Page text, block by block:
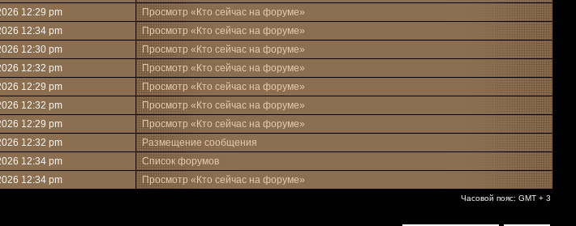
12:29 pm
Просмотр «Кто сейчас на форуме»
12:34 pm
Просмотр «Кто сейчас на форуме»
12:30 pm
Просмотр «Кто сейчас на форуме»
12:32 pm
Просмотр «Кто сейчас на форуме»
12:29 pm
Просмотр «Кто сейчас на форуме»
12:32 pm
Просмотр «Кто сейчас на форуме»
12:29 pm
Просмотр «Кто сейчас на форуме»
12:32 pm
Размещение сообщения
12:34 pm
Список форумов
12:34 pm Просмотр «Кто сейчас на форуме»
Часовой пояс: GMT + 3